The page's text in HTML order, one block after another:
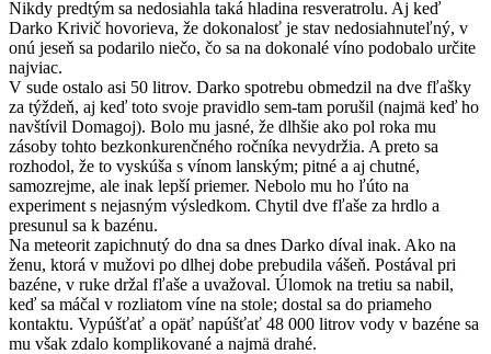
Nikdy predtým sa nedosiahla taká hladina resveratrolu. Aj keď
Darko Krivič hovorieva, že dokonalosť je stav nedosiahnuteľný, v
onú jeseň sa podarilo niečo, čo sa na dokonalé víno podobalo určite
najviac.
V sude ostalo asi 50 litrov. Darko spotrebu obmedzil na dve fľašky
za týždeň, aj keď toto svoje pravidlo sem-tam porušil (najmä keď ho
navštívil Domagoj). Bolo mu jasné, že dlhšie ako pol roka mu
zásoby tohto bezkonkurenčného ročníka nevydržia. A preto sa
rozhodol, že to vyskúša s vínom lanským; pitné a aj chutné,
samozrejme, ale inak lepší priemer. Nebolo mu ho ľúto na
experiment s nejasným výsledkom. Chytil dve fľaše za hrdlo a
presunul sa k bazénu.
Na meteorit zapichnutý do dna sa dnes Darko díval inak. Ako na
ženu, ktorá v mužovi po dlhej dobe prebudila vášeň. Postával pri
bazéne, v ruke držal fľaše a uvažoval. Úlomok na tretiu sa nabil,
keď sa máčal v rozliatom víne na stole; dostal sa do priameho
kontaktu. Vypúšťať a opäť napúšťať 48 000 litrov vody v bazéne sa
mu však zdalo komplikované a najmä drahé.